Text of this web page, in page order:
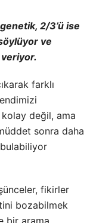
2/3’ü ise
ve
farklı
değil, ama
sonra daha
fikirler
bozabilmek
bir arama